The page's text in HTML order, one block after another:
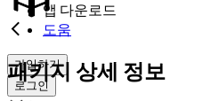
앱 다운로드
도움
가입하기
로그인
패키지 상세 정보